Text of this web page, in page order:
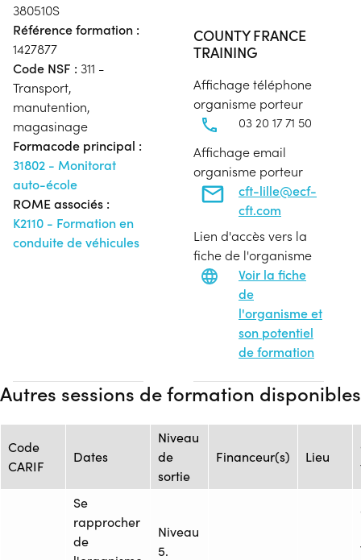
380510S
Référence formation :
1427877
Code NSF : 311 -
Transport,
manutention,
magasinage
Formacode principal :
31802 - Monitorat
auto-école
ROME associés :
K2110 - Formation en
conduite de véhicules
COUNTY FRANCE
TRAINING
Affichage téléphone
organisme porteur
03 20 17 71 50
Affichage email
organisme porteur
cft-lille@ecf-
cft.com
Lien d'accès vers la
fiche de l'organisme
Voir la fiche
de
l'organisme et
son potentiel
de formation
Autres sessions de formation disponibles
Code
CARIF
Dates
Niveau
de
sortie
Financeur(s) Lieu
Se
rapprocher
de
Niveau
5.